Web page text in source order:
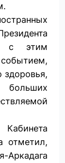
с этим
здоровья,
больших
отметил,